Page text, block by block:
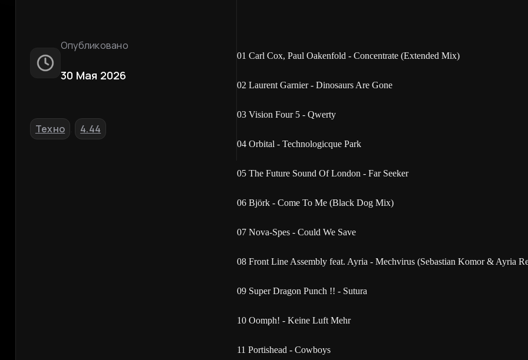
Опубликовано
30 Мая 2026
Техно 4.44
01 Carl Cox, Paul Oakenfold - Concentrate (Extended Mix)
02 Laurent Garnier - Dinosaurs Are Gone
03 Vision Four 5 - Qwerty
04 Orbital - Technologicque Park
05 The Future Sound Of London - Far Seeker
06 Björk - Come To Me (Black Dog Mix)
07 Nova-Spes - Could We Save
08 Front Line Assembly feat. Ayria - Mechvirus (Sebastian Komor & Ayria
09 Super Dragon Punch !! - Sutura
10 Oomph! - Keine Luft Mehr
11 Portishead - Cowboys